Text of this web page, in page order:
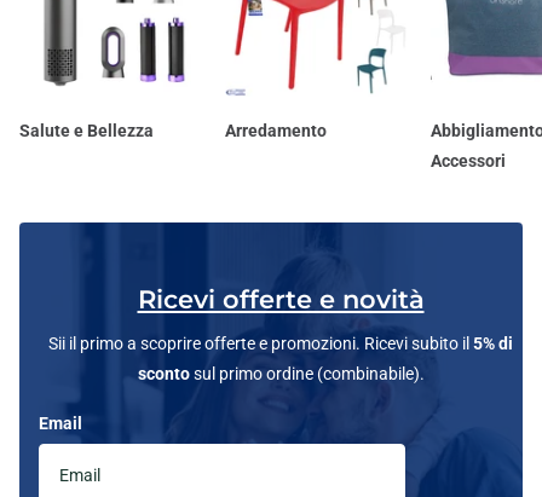
Salute e Bellezza Arredamento
Accessori
Ricevi offerte e novità
Sii il primo a scoprire offerte e promozioni. Ricevi subito il 5% di
scontosul primo ordine (combinabile).
Email